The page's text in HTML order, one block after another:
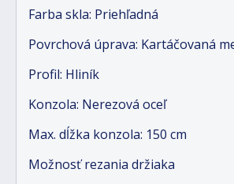
Farba skla: Priehľadná
Povrchová úprava: Kartáčovaná
Profil: Hliník
Konzola: Nerezová oceľ
Max. dĺžka konzola: 150 cm
Možnosť rezania držiaka